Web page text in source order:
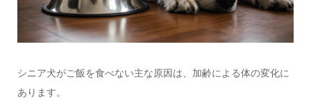
シニア犬がご飯を食べない主な原因は、加齢による体の変化に
あります。